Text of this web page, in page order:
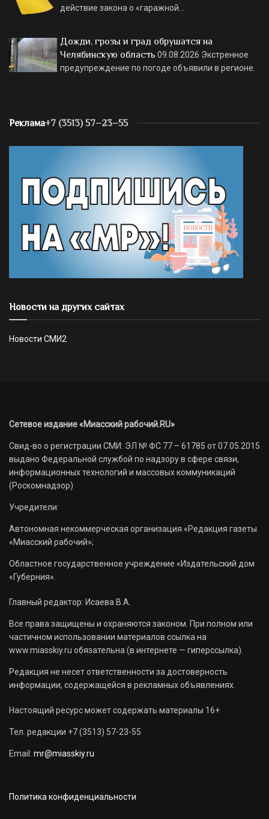
действие закона о «гаражной…
Дожди, грозы и град обрушатся на
Челябинскую область 09.08.2026 Экстренное
предупреждение по погоде объявили в регионе.
Реклама+7 (3513) 57–23–55
Новости на других сайтах
Новости СМИ2
Сетевое издание «Миасский рабочий.RU»
Свид-во о регистрации СМИ: ЭЛ № ФС 77 – 61785 от 07.05.2015
выдано Федеральной службой по надзору в сфере связи,
информационных технологий и массовых коммуникаций
(Роскомнадзор)
Учредители:
Автономная некоммерческая организация «Редакция газеты
«Миасский рабочий»;
Областное государственное учреждение «Издательский дом
«Губерния».
Главный редактор: Исаева В.А.
Все права защищены и охраняются законом. При полном или
частичном использовании материалов ссылка на
www.miasskiy.ru обязательна (в интернете — гиперссылка).
Редакция не несет ответственности за достоверность
информации, содержащейся в рекламных объявлениях.
Настоящий ресурс может содержать материалы 16+
Тел. редакции +7 (3513) 57-23-55
Email: mr@miasskiy.ru
Политика конфиденциальности